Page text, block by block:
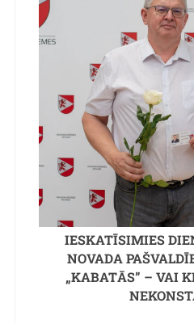
IESKATĪSIMIES
NOVADA
„KABATĀS” – VAI